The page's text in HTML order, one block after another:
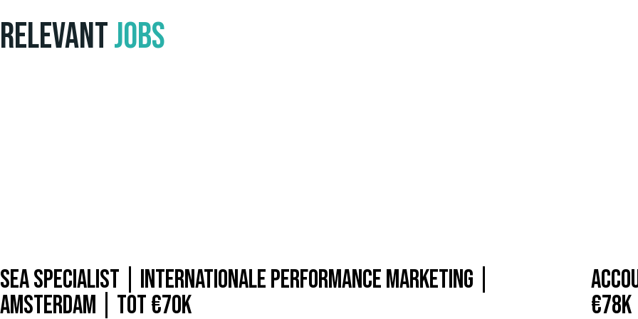
RelevantJobs
SEA Specialist | Internationale Performance Marketing |
Amsterdam | Tot €70k
€78k